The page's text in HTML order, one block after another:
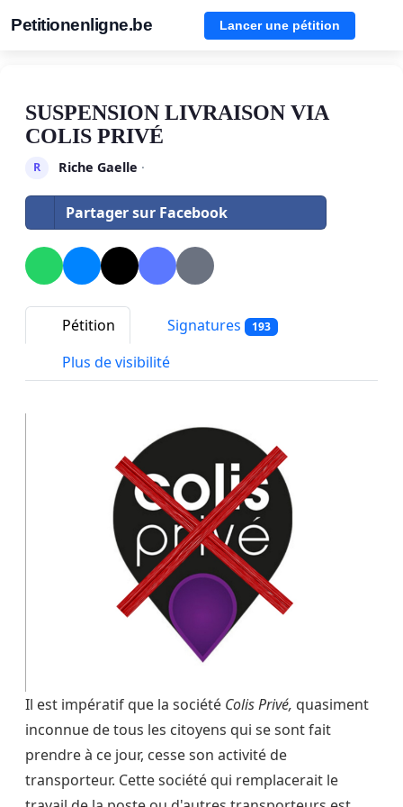
Petitionenligne.be Lancer une pétition
SUSPENSION LIVRAISON VIA
COLIS PRIVÉ
R Riche Gaelle ·
Partager sur Facebook
Pétition Signatures 193
Plus de visibilité
Il est impératif que la société Colis Privé, quasiment
inconnue de tous les citoyens qui se sont fait
prendre à ce jour, cesse son activité de
transporteur. Cette société qui remplacerait le